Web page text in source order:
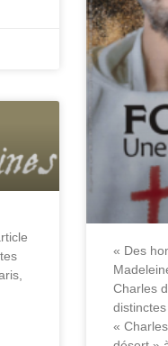
« Des
Charles
«